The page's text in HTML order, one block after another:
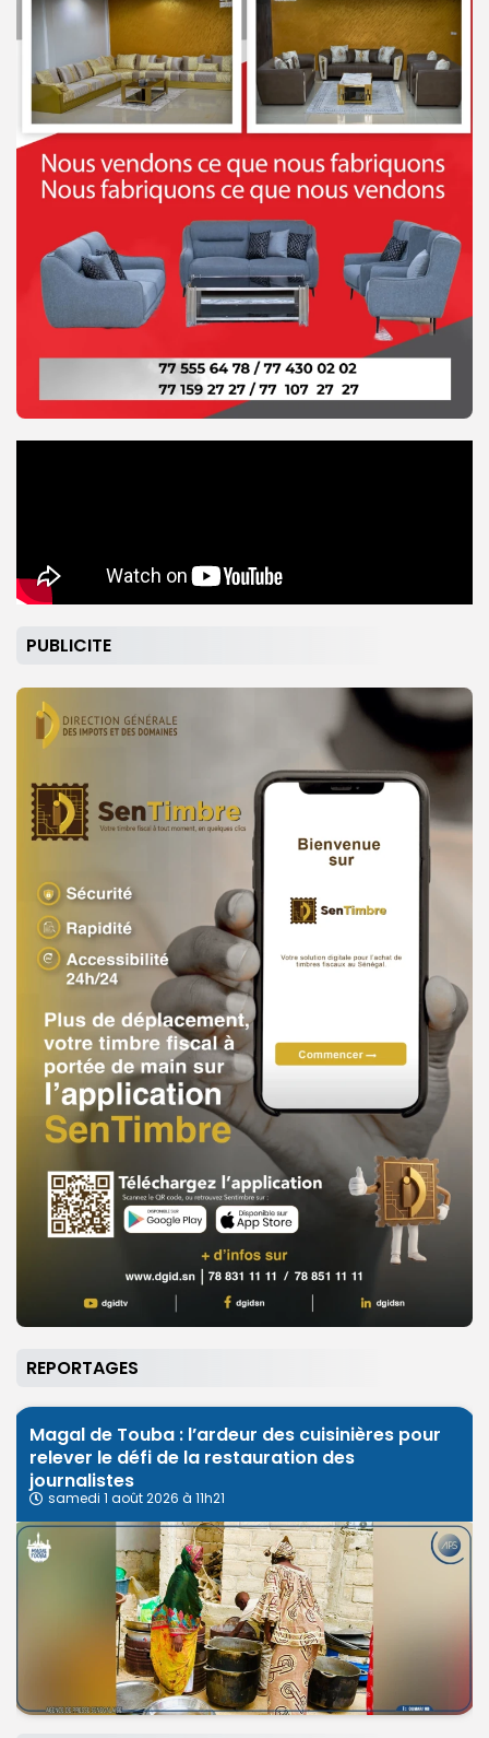
PUBLICITE
REPORTAGES
Magal de Touba : l’ardeur des cuisinières pour
relever le défi de la restauration des
journalistes
samedi 1 août 2026 à 11h21